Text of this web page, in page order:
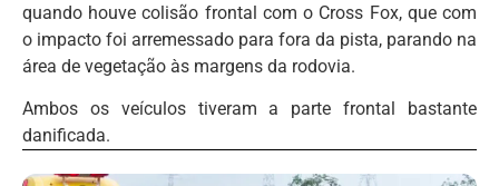
quando houve colisão frontal com o Cross Fox, que com
o impacto foi arremessado para fora da pista, parando na
área de vegetação às margens da rodovia.
Ambos os veículos tiveram a parte frontal bastante
danificada.